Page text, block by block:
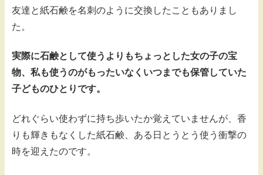
友達と紙石鹸を名刺のように交換したこともありまし
た。
実際に石鹸として使うよりもちょっとした女の子の宝
物、私も使うのがもったいなくいつまでも保管していた
子どものひとりです。
どれぐらい使わずに持ち歩いたか覚えていませんが、香
りも輝きもなくした紙石鹸、ある日とうとう使う衝撃の
時を迎えたのです。